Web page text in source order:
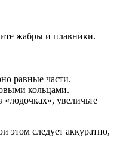
жабры и плавники.
равные части.
кольцами.
«лодочках», увеличьте
этом следует аккуратно,